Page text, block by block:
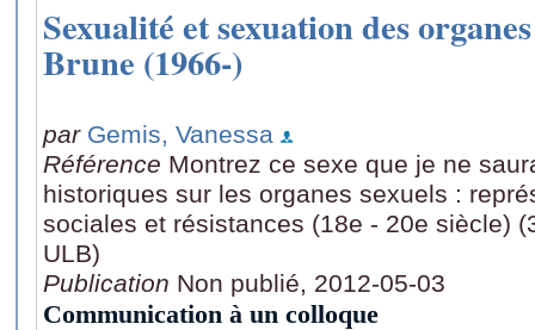
Sexualité et sexuation des
Brune (1966-)
par Gemis, Vanessa
Référence Montrez ce sexe que je ne
historiques sur les organes sexuels :
sociales et résistances (18e - 20e siècle)
ULB)
Publication Non publié, 2012-05-03
Communication à un colloque